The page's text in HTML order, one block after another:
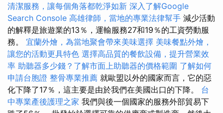
清潔服務，讓每個角落都乾淨如新 深入了解Google
Search Console 高雄律師，當地的專業法律幫手 減少活動
的解釋是旅遊業的13％，運輸服務27和19％的工資勞動服
務。 宜蘭外燴，為當地聚會帶來美味選擇 美味餐點外燴，
讓您的活動更具特色 選擇高品質的餐飲設備，提升營業效
率 助聽器多少錢？了解市面上助聽器的價格範圍 了解如何
申請台胞證 整骨專業推薦 就歐盟以外的國家而言，它的惡
化下降了17％，這主要是由於我們在美國出口的下降。 台
中專業產後護理之家 我們與後一個國家的服務外部貿易下